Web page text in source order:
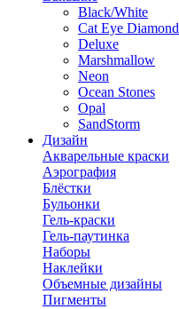
Black/White
Cat Eye Diamond
Deluxe
Marshmallow
Neon
Ocean Stones
Opal
SandStorm
Дизайн
Акварельные краски
Аэрография
Блёстки
Бульонки
Гель-краски
Гель-паутинка
Наборы
Наклейки
Объемные дизайны
Пигменты